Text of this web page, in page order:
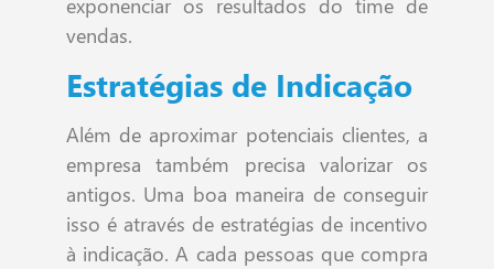
vendas.
Estratégias de Indicação
Além de aproximar potenciais clientes, a
empresa também precisa valorizar os
antigos. Uma boa maneira de conseguir
isso é através de estratégias de incentivo
à indicação. A cada pessoas que compra